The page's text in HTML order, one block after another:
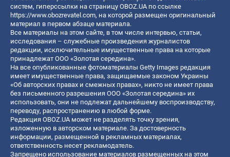
систем, гиперссылки на страницу OBOZ.UA по ссылке
https://www.obozrevatel.com, на которой размещен оригинальный
материал в первом абзаце материала.
Все материалы на этом сайте, в том числе интервью, статьи,
исследования – служебные произведения журналистов
редакции, исключительные имущественные права на которые
принадлежат ООО «Золотая середина».
На все опубликованные фотоматериалы Getty Images редакция
имеет имущественные права, защищаемые законом Украины
«Об авторских правах и смежных правах», никто не имеет права
без письменного разрешения ООО «Золотая середина» их
использовать, они не подлежат дальнейшему воспроизводству,
переводу, распространению в любой форме.
Редакция OBOZ.UA может не разделять точку зрения,
изложенную в авторском материале. За достоверность
информации, размещенной в рекламных материалах,
ответственность несет рекламодатель.
Запрещено использование материалов размещенных на этом